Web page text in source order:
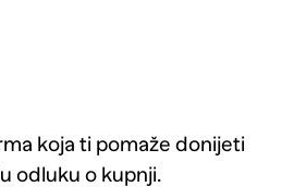
koja ti pomaže donijeti
odluku o kupnji.